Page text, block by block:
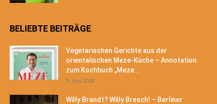
BELIEBTE BEITRÄGE
Vegetarischen Gerichte aus der
orientalischen Meze-Küche – Annotation
zum Kochbuch „Meze...
9. Juni 2024
Willy Brandt? Willy Bresch! – Berliner